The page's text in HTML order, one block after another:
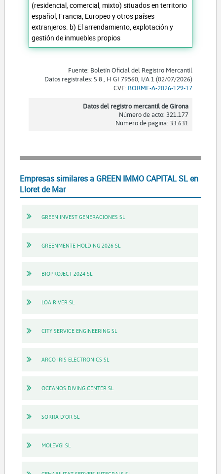
(residencial, comercial, mixto) situados en territorio
español, Francia, Europeo y otros países
extranjeros. b) El arrendamiento, explotación y
gestión de inmuebles propios
Fuente: Boletín Oficial del Registro Mercantil
Datos registrales: S 8 , H GI 79560, I/A 1 (02/07/2026)
CVE: BORME-A-2026-129-17
Datos del registro mercantil de Girona
Número de acto: 321.177
Número de página: 33.631
Empresas similares a GREEN IMMO CAPITAL SL en
Lloret de Mar
GREEN INVEST GENERACIONES SL
GREENMENTE HOLDING 2026 SL
BIOPROJECT 2024 SL
LOA RIVER SL
CITY SERVICE ENGINEERING SL
ARCO IRIS ELECTRONICS SL
OCEANOS DIVING CENTER SL
SORRA D'OR SL
MOLEVGI SL